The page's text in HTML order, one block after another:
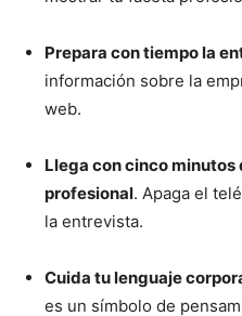
Prepara con tiempo la
información sobre la
web.
Llega con cinco minutos
profesional. Apaga el
la entrevista.
Cuida tu lenguaje
es un símbolo de